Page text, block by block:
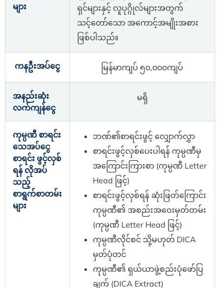
များ
ရှင်များနှင့် လူပုဂ္ဂိုလ်များအတွက်
သင့်တော်သော အကောင့်အမျိုးအစား
ဖြစ်ပါသည်။
ကနဦးအပ်ငွေ မြန်မာကျပ် ၅၀,၀၀၀ကျပ်
အနည်းဆုံး
လက်ကျန်ငွေ
မရှိ
ကုမ္ပဏီ စာရင်း
သေအပ်ငွေ
စာရင်း ဖွင့်လှစ်
ရန် လိုအပ်
သည့်
စာရွက်စာတမ်း
များ
ဘဏ်၏စာရင်းဖွင့် လျှောက်လွှာ
စာရင်းဖွင့်လှစ်ပေးပါရန် ကုမ္ပဏီမှ
အကြောင်းကြားစာ (ကုမ္ပဏီ Letter
Head ဖြင့်)
စာရင်းဖွင့်လှစ်ရန် ဆုံးဖြတ်ကြောင်း
ကုမ္ပဏီ၏ အစည်းအဝေးမှတ်တမ်း
(ကုမ္ပဏီ Letter Head ဖြင့်)
ကုမ္ပဏီလိုင်စင် သို့မဟုတ် DICA
မှတ်ပုံတင်‌
ကုမ္ပဏီ၏ ရှယ်ယာဖွဲ့စည်းပုံဖော်ပြ
ချက် (DICA Extract)